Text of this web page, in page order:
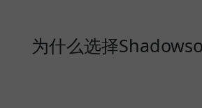
为什么选择